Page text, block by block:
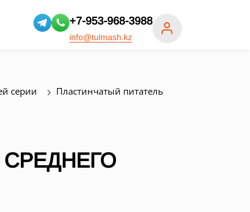
+7-953-968-3988
info@tulmash.kz
серии
Пластинчатый питатель